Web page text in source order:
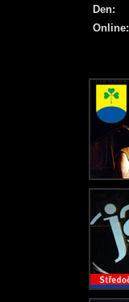
Online:
Den: